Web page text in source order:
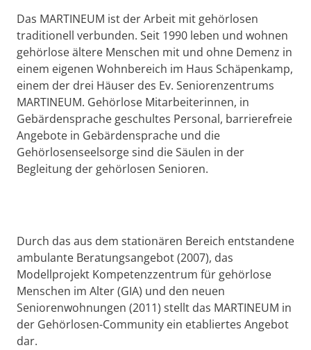
Das MARTINEUM ist der Arbeit mit gehörlosen
traditionell verbunden. Seit 1990 leben und wohnen
gehörlose ältere Menschen mit und ohne Demenz in
einem eigenen Wohnbereich im Haus Schäpenkamp,
einem der drei Häuser des Ev. Seniorenzentrums
MARTINEUM. Gehörlose Mitarbeiterinnen, in
Gebärdensprache geschultes Personal, barrierefreie
Angebote in Gebärdensprache und die
Gehörlosenseelsorge sind die Säulen in der
Begleitung der gehörlosen Senioren.
Durch das aus dem stationären Bereich entstandene
ambulante Beratungsangebot (2007), das
Modellprojekt Kompetenzzentrum für gehörlose
Menschen im Alter (GIA) und den neuen
Seniorenwohnungen (2011) stellt das MARTINEUM in
der Gehörlosen-Community ein etabliertes Angebot
dar.